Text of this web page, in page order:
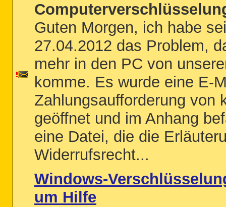
Guten Morgen, ich habe
27.04.2012 das Problem,
mehr in den PC von
komme. Es wurde eine E-
Zahlungsaufforderung von
geöffnet und im Anhang
eine Datei, die die
Widerrufsrecht...
Windows-
um Hilfe